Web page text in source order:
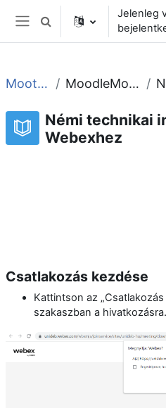
Tovább a fő tartalomhoz
Oldalpanel
Keresési bemeneti adatok
Jelenleg
Moot2022 MoodleMoot 2022
Némi technikai
Webexhez
Csatlakozás kezdése
Kattintson az
szakaszban a hivatkozásra.